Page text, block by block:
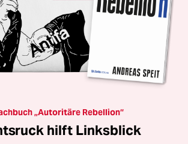
„Autoritäre Rebellion“
hilft Linksblick